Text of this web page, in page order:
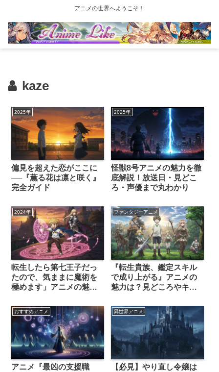
アニメの世界へようこそ！
kaze
2025年
偏見を超えた恋がここに
──『薫る花は凛と咲く』
完全ガイド
2025年
怪獣8号アニメの魅力を徹
底解説！放送日・見どこ
ろ・声優まで丸わかり
2024年
転生したら第七王子だっ
たので、気ままに魔術を
極めます」アニメの魅力
どころ・声優まで丸わか
り
ファンタジーアニメ
『転生貴族、鑑定スキル
で成り上がる』アニメの
魅力は？見どころやキャ
おすすめアニメ
アニメ『最凶の支援職
異世界アニメ
【必見】やり直し令嬢は